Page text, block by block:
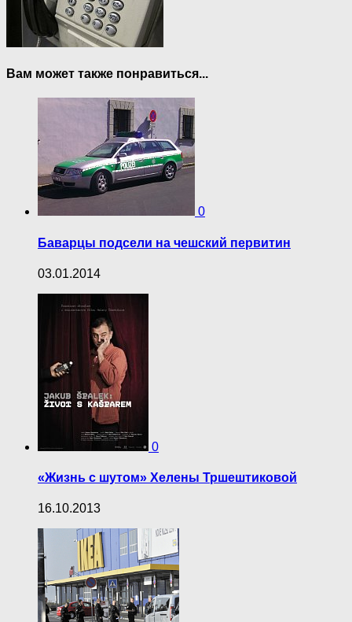
Вам может также понравиться...
0
Баварцы подсели на чешский первитин
03.01.2014
0
«Жизнь с шутом» Хелены Тршештиковой
16.10.2013